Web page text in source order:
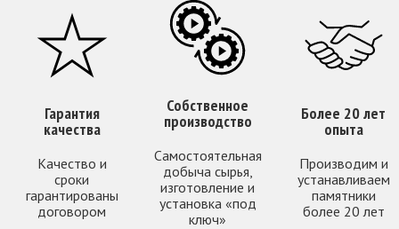
Гарантия
качества
Качество и
сроки
гарантированы
договором
Собственное
производство
Самостоятельная
добыча сырья,
изготовление и
установка «под
ключ»
Более 20 лет
опыта
Производим и
устанавливаем
памятники
более 20 лет